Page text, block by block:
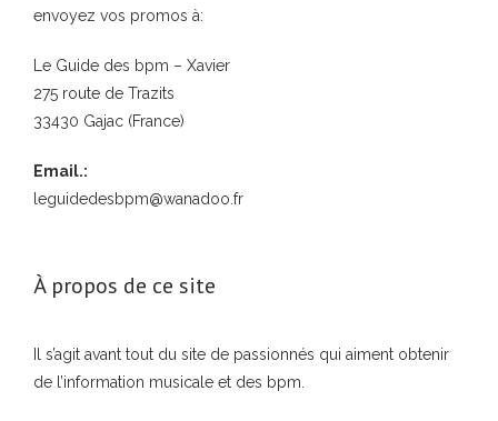
envoyez vos promos à:
Le Guide des bpm – Xavier
275 route de Trazits
33430 Gajac (France)
Email.:
leguidedesbpm@wanadoo.fr
À propos de ce site
Il s’agit avant tout du site de passionnés qui aiment obtenir
de l’information musicale et des bpm.